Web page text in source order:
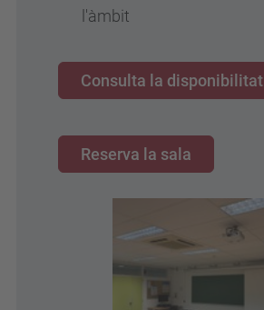
l'àmbit
Consulta la disponibilitat
Reserva la sala